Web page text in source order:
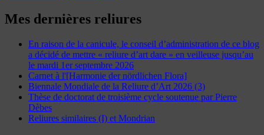
Mes dernières reliures
En raison de la canicule, le conseil d’administration de ce blog
a décidé de mettre « reliure d’art dare » en veilleuse jusqu’au
le mardi 1er septembre 2026
Carnet à l'[Harmonie der nördlichen Flora]
Biennale Mondiale de la Reliure d’Art 2026 (3)
Thèse de doctorat de troisième cycle soutenue par Pierre
Dèbes
Reliures similaires (I) et Mondrian